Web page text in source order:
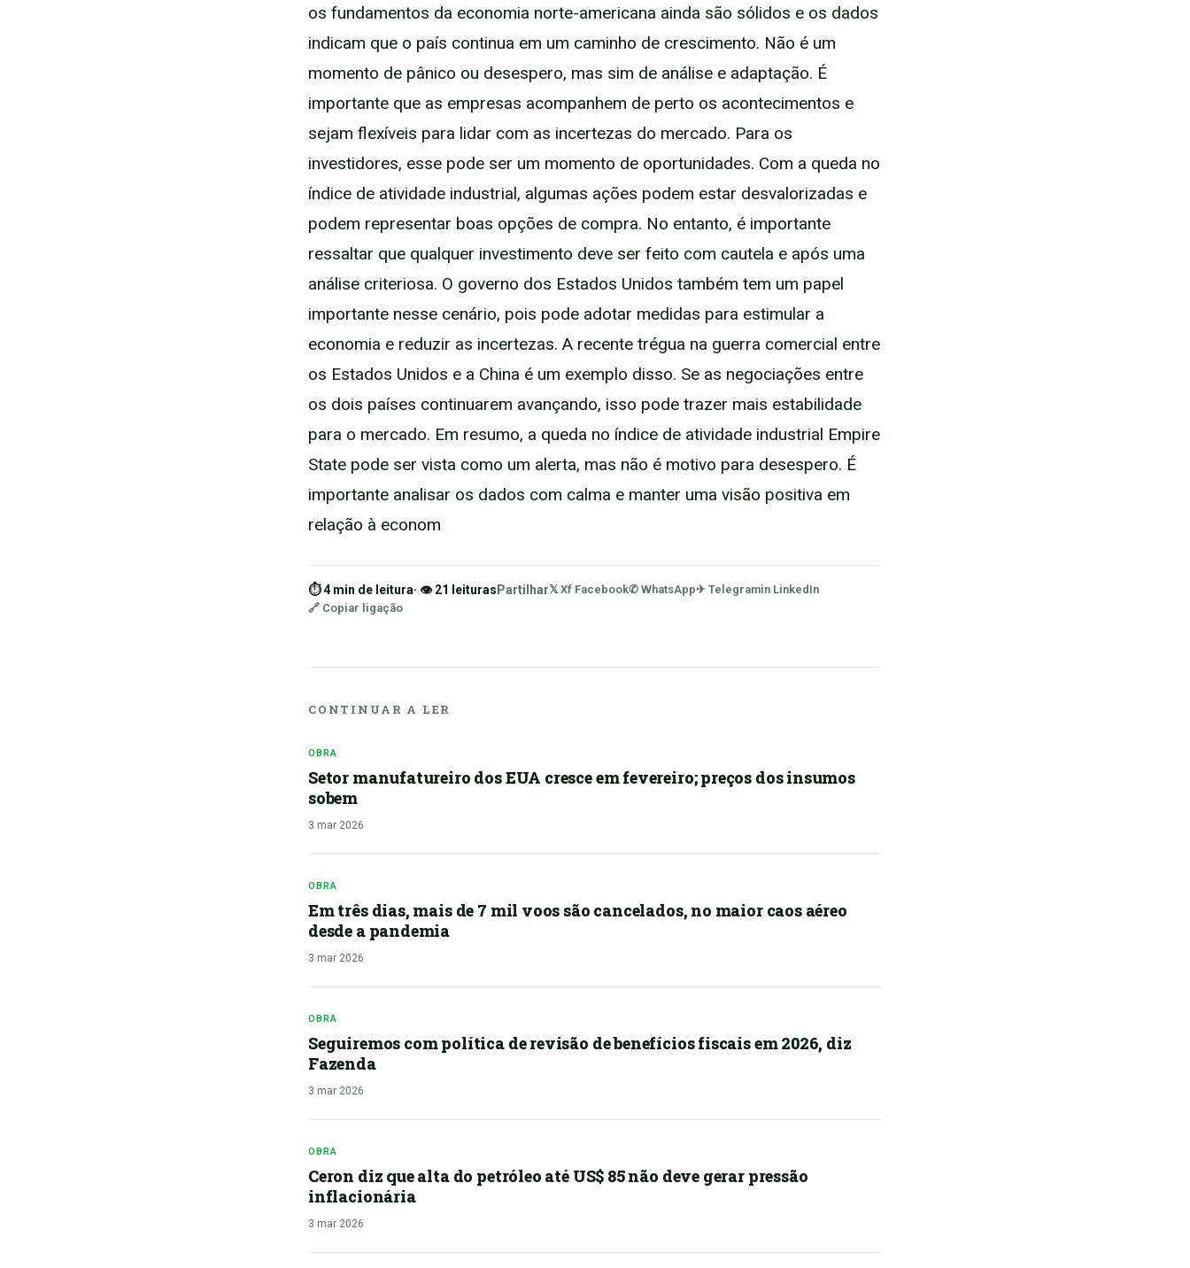
os fundamentos da economia norte-americana ainda são sólidos e os dados
indicam que o país continua em um caminho de crescimento. Não é um
momento de pânico ou desespero, mas sim de análise e adaptação. É
importante que as empresas acompanhem de perto os acontecimentos e
sejam flexíveis para lidar com as incertezas do mercado. Para os
investidores, esse pode ser um momento de oportunidades. Com a queda no
índice de atividade industrial, algumas ações podem estar desvalorizadas e
podem representar boas opções de compra. No entanto, é importante
ressaltar que qualquer investimento deve ser feito com cautela e após uma
análise criteriosa. O governo dos Estados Unidos também tem um papel
importante nesse cenário, pois pode adotar medidas para estimular a
economia e reduzir as incertezas. A recente trégua na guerra comercial entre
os Estados Unidos e a China é um exemplo disso. Se as negociações entre
os dois países continuarem avançando, isso pode trazer mais estabilidade
para o mercado. Em resumo, a queda no índice de atividade industrial Empire
State pode ser vista como um alerta, mas não é motivo para desespero. É
importante analisar os dados com calma e manter uma visão positiva em
relação à econom
⏱ 4 min de leitura· 👁 21 leituras Partilhar𝕏 Xf Facebook✆ WhatsApp✈ Telegramin LinkedIn
🔗 Copiar ligação
CONTINUAR A LER
OBRA
Setor manufatureiro dos EUA cresce em fevereiro; preços dos insumos
sobem
3 mar 2026
OBRA
Em três dias, mais de 7 mil voos são cancelados, no maior caos aéreo
desde a pandemia
3 mar 2026
OBRA
Seguiremos com política de revisão de benefícios fiscais em 2026, diz
Fazenda
3 mar 2026
OBRA
Ceron diz que alta do petróleo até US$ 85 não deve gerar pressão
inflacionária
3 mar 2026